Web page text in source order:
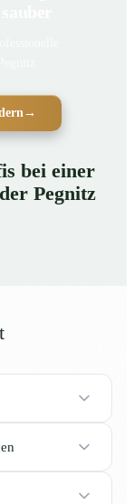
→
bei einer
Pegnitz